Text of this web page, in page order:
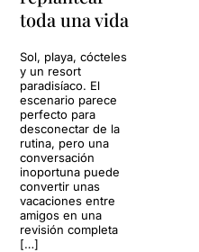
toda una vida
Sol, playa, cócteles
y un resort
paradisíaco. El
escenario parece
perfecto para
desconectar de la
rutina, pero una
conversación
inoportuna puede
convertir unas
vacaciones entre
amigos en una
revisión completa
[…]